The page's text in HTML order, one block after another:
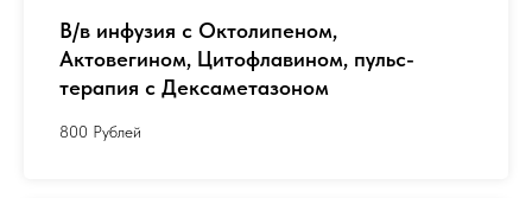
В/в инфузия с Октолипеном,
Актовегином, Цитофлавином, пульс-
терапия с Дексаметазоном
800 Рублей